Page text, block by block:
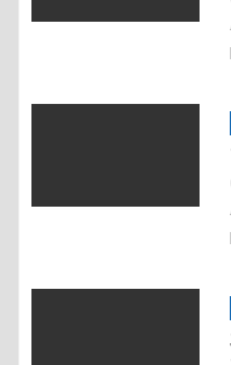
r
d
s